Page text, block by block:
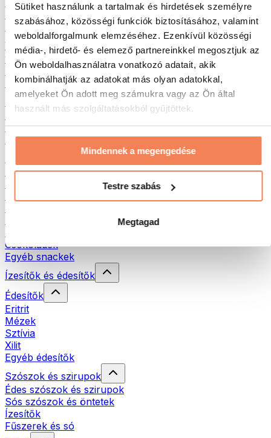
Sütiket használunk a tartalmak és hirdetések személyre
szabásához, közösségi funkciók biztosításához, valamint
weboldalforgalmunk elemzéséhez. Ezenkívül közösségi
média-, hirdető- és elemező partnereinkkel megosztjuk az
Ön weboldalhasználatra vonatkozó adatait, akik
kombinálhatják az adatokat más olyan adatokkal,
amelyeket Ön adott meg számukra vagy az Ön által
használt más szolgáltatásokból gyűjtöttek.
Mindennek a megengedése
Testre szabás
Megtagad
Hús
Hüvelyesek
Egyéb fitness élelmiszerek
Vajak
100% Magvajak
Édes magvajak
Fehérjés magvajak
Szuperélelmiszerek
Zöld szuperélelmiszerek
Rostok
Egyéb szuperélelmiszerek
Protein szeletek
Fehérjés chipsek és ropik
Csokoládék
Egyéb snackek
Ízesítők és édesítők
Édesítők
Eritrit
Mézek
Sztívia
Xilit
Egyéb édesítők
Szószok és szirupok
Édes szószok és szirupok
Sós szószok és öntetek
Ízesítők
Fűszerek és só